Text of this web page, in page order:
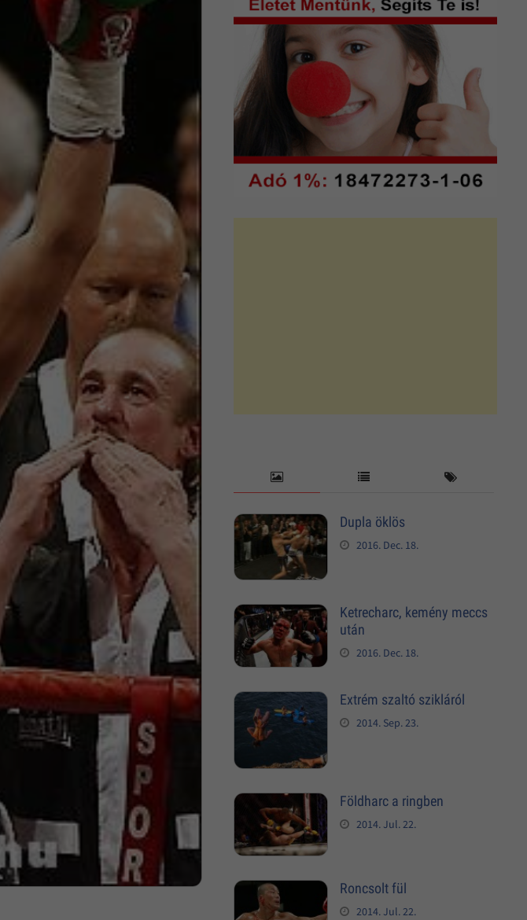
Dupla öklös
2016. Dec. 18.
Ketrecharc, kemény meccs
után
2016. Dec. 18.
Extrém szaltó szikláról
2014. Sep. 23.
Földharc a ringben
2014. Jul. 22.
Roncsolt fül
2014. Jul. 22.